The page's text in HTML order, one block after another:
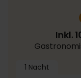
Inkl.
1 Nacht